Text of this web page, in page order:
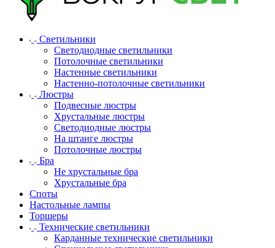
Светильники
Светодиодные светильники
Потолочные светильники
Настенные светильники
Настенно-потолочные светильники
Люстры
Подвесные люстры
Хрустальные люстры
Светодиодные люстры
На штанге люстры
Потолочные люстры
Бра
Не хрустальные бра
Хрустальные бра
Споты
Настольные лампы
Торшеры
Технические светильники
Карданные технические светильники